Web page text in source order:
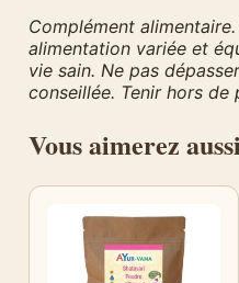
Complément
alimentation variée et
vie sain. Ne pas
conseillée. Tenir hors de
Vous aimerez aussi